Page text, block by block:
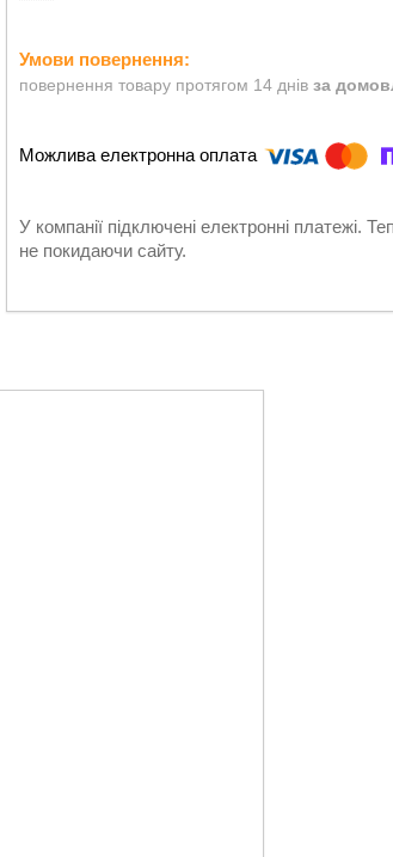
повернення товару протягом 14 днів за
У компанії підключені електронні платежі.
не покидаючи сайту.